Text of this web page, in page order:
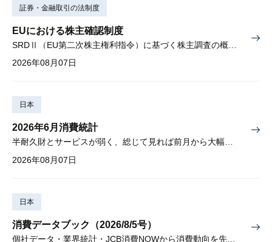
証券・金融取引の法制度
EUにおける株主確認制度
2026年08月07日
日本
2026年6月消費統計
2026年08月07日
日本
消費データブック（2026/8/5号）